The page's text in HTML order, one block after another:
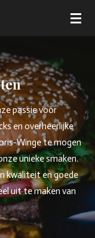
passie voor
en overheerlijke
Winge te mogen
unieke smaken.
kwaliteit en goede
uit te maken van